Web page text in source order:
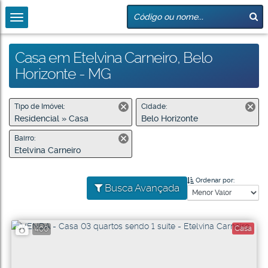
Casa em Etelvina Carneiro, Belo
Horizonte - MG
Tipo de Imóvel:
Residencial » Casa
Cidade:
Belo Horizonte
Bairro:
Etelvina Carneiro
Busca Avançada
Ordenar por:
400 Casa